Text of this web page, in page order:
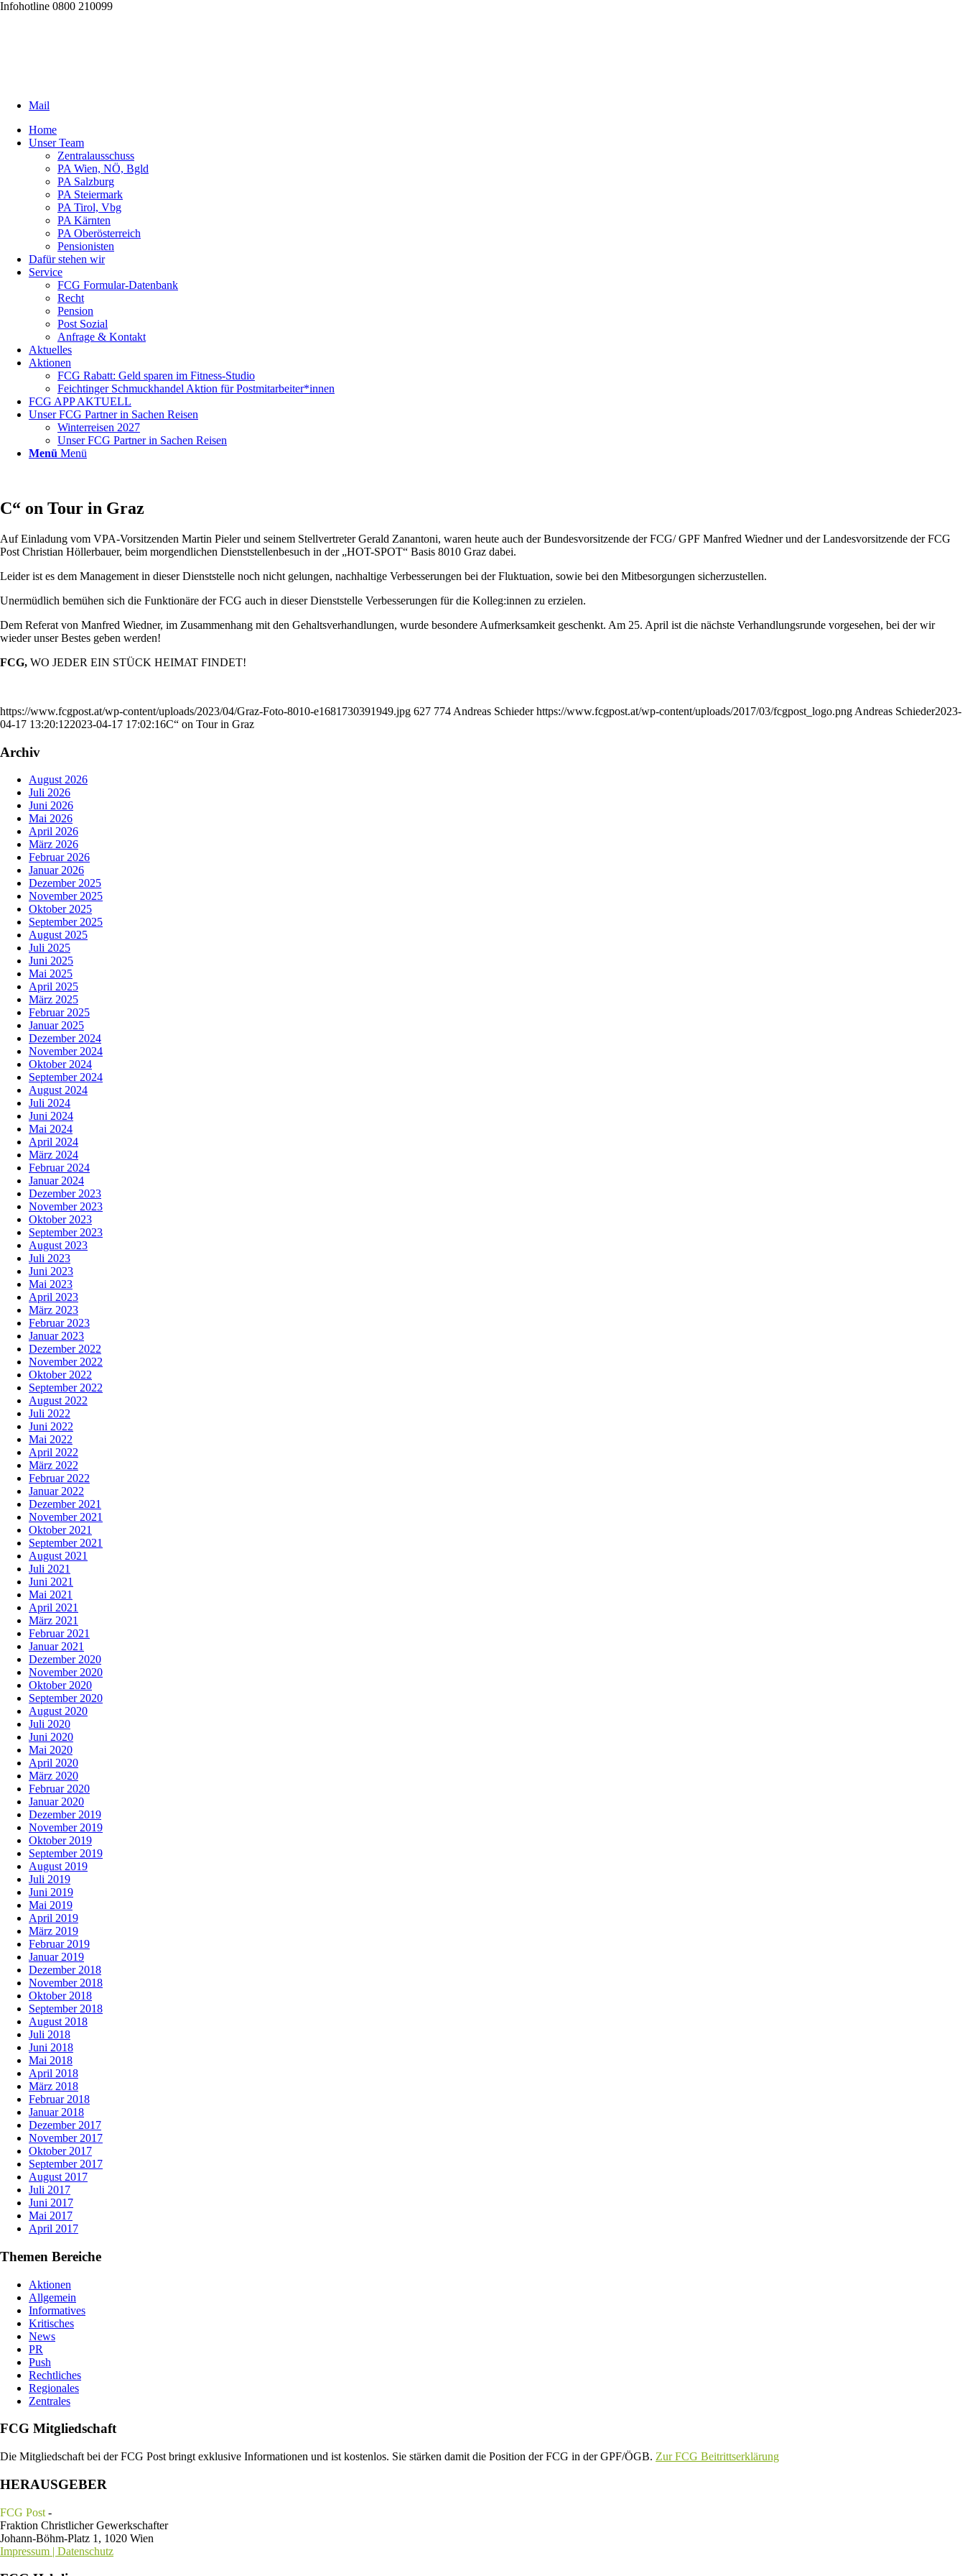
Infohotline 0800 210099
Mail
Home
Unser Team
Zentralausschuss
PA Wien, NÖ, Bgld
PA Salzburg
PA Steiermark
PA Tirol, Vbg
PA Kärnten
PA Oberösterreich
Pensionisten
Dafür stehen wir
Service
FCG Formular-Datenbank
Recht
Pension
Post Sozial
Anfrage & Kontakt
Aktuelles
Aktionen
FCG Rabatt: Geld sparen im Fitness-Studio
Feichtinger Schmuckhandel Aktion für Postmitarbeiter*innen
FCG APP AKTUELL
Unser FCG Partner in Sachen Reisen
Winterreisen 2027
Unser FCG Partner in Sachen Reisen
Menü Menü
C“ on Tour in Graz
Auf Einladung vom VPA-Vorsitzenden Martin Pieler und seinem Stellvertreter Gerald Zanantoni, waren heute auch der Bundesvorsitzende der FCG/ GPF Manfred Wiedner und der Landesvorsitzende der FCG
Post Christian Höllerbauer, beim morgendlichen Dienststellenbesuch in der „HOT-SPOT“ Basis 8010 Graz dabei.
Leider ist es dem Management in dieser Dienststelle noch nicht gelungen, nachhaltige Verbesserungen bei der Fluktuation, sowie bei den Mitbesorgungen sicherzustellen.
Unermüdlich bemühen sich die Funktionäre der FCG auch in dieser Dienststelle Verbesserungen für die Kolleg:innen zu erzielen.
Dem Referat von Manfred Wiedner, im Zusammenhang mit den Gehaltsverhandlungen, wurde besondere Aufmerksamkeit geschenkt. Am 25. April ist die nächste Verhandlungsrunde vorgesehen, bei der wir
wieder unser Bestes geben werden!
FCG, WO JEDER EIN STÜCK HEIMAT FINDET!
https://www.fcgpost.at/wp-content/uploads/2023/04/Graz-Foto-8010-e1681730391949.jpg 627 774 Andreas Schieder https://www.fcgpost.at/wp-content/uploads/2017/03/fcgpost_logo.png Andreas Schieder2023-
04-17 13:20:122023-04-17 17:02:16C“ on Tour in Graz
Archiv
August 2026
Juli 2026
Juni 2026
Mai 2026
April 2026
März 2026
Februar 2026
Januar 2026
Dezember 2025
November 2025
Oktober 2025
September 2025
August 2025
Juli 2025
Juni 2025
Mai 2025
April 2025
März 2025
Februar 2025
Januar 2025
Dezember 2024
November 2024
Oktober 2024
September 2024
August 2024
Juli 2024
Juni 2024
Mai 2024
April 2024
März 2024
Februar 2024
Januar 2024
Dezember 2023
November 2023
Oktober 2023
September 2023
August 2023
Juli 2023
Juni 2023
Mai 2023
April 2023
März 2023
Februar 2023
Januar 2023
Dezember 2022
November 2022
Oktober 2022
September 2022
August 2022
Juli 2022
Juni 2022
Mai 2022
April 2022
März 2022
Februar 2022
Januar 2022
Dezember 2021
November 2021
Oktober 2021
September 2021
August 2021
Juli 2021
Juni 2021
Mai 2021
April 2021
März 2021
Februar 2021
Januar 2021
Dezember 2020
November 2020
Oktober 2020
September 2020
August 2020
Juli 2020
Juni 2020
Mai 2020
April 2020
März 2020
Februar 2020
Januar 2020
Dezember 2019
November 2019
Oktober 2019
September 2019
August 2019
Juli 2019
Juni 2019
Mai 2019
April 2019
März 2019
Februar 2019
Januar 2019
Dezember 2018
November 2018
Oktober 2018
September 2018
August 2018
Juli 2018
Juni 2018
Mai 2018
April 2018
März 2018
Februar 2018
Januar 2018
Dezember 2017
November 2017
Oktober 2017
September 2017
August 2017
Juli 2017
Juni 2017
Mai 2017
April 2017
Themen Bereiche
Aktionen
Allgemein
Informatives
Kritisches
News
PR
Push
Rechtliches
Regionales
Zentrales
FCG Mitgliedschaft
Die Mitgliedschaft bei der FCG Post bringt exklusive Informationen und ist kostenlos. Sie stärken damit die Position der FCG in der GPF/ÖGB. Zur FCG Beitrittserklärung
HERAUSGEBER
FCG Post -
Fraktion Christlicher Gewerkschafter
Johann-Böhm-Platz 1, 1020 Wien
Impressum | Datenschutz